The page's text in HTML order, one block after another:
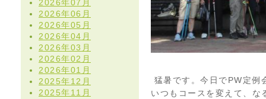
2026年07月
2026年06月
2026年05月
2026年04月
2026年03月
2026年02月
2026年01月
2025年12月
2025年11月
猛暑です。今日でPW定例
いつもコースを変えて、な